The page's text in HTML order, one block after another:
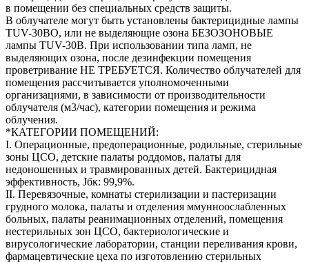
в помещении без специальных средств защиты.
В облучателе могут быть установлены бактерицидные лампы
TUV-30BO, или не выделяющие озона БЕЗОЗОНОВЫЕ
лампы TUV-30B. При использовании типа ламп, не
выделяющих озона, после дезинфекции помещения
проветривание НЕ ТРЕБУЕТСЯ. Количество облучателей для
помещения рассчитывается уполномоченными
организациями, в зависимости от производительности
облучателя (м3/час), категории помещения и режима
облучения.
*КАТЕГОРИИ ПОМЕЩЕНИЙ:
I. Операционные, предоперационные, родильные, стерильные
зоны ЦСО, детские палаты роддомов, палаты для
недоношенных и травмированных детей. Бактерицидная
эффективность, Jбк: 99,9%.
II. Перевязочные, комнаты стерилизации и пастеризации
грудного молока, палаты и отделения ммунноослабленных
больных, палаты реанимационных отделений, помещения
нестерильных зон ЦСО, бактериологические и
вирусологические лаборатории, станции переливания крови,
фармацевтические цеха по изготовлению стерильных